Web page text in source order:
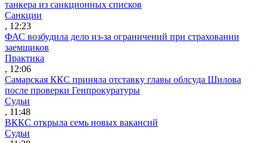
танкера из санкционных списков
Санкции
, 12:23
ФАС возбудила дело из-за ограничений при страховании
заемщиков
Практика
, 12:06
Самарская ККС приняла отставку главы облсуда Шилова
после проверки Генпрокуратуры
Судьи
, 11:48
ВККС открыла семь новых вакансий
Судьи